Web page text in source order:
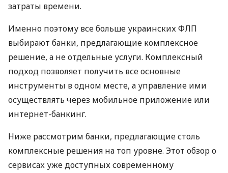
затраты времени.
Именно поэтому все больше украинских ФЛП
выбирают банки, предлагающие комплексное
решение, а не отдельные услуги. Комплексный
подход позволяет получить все основные
инструменты в одном месте, а управление ими
осуществлять через мобильное приложение или
интернет-банкинг.
Ниже рассмотрим банки, предлагающие столь
комплексные решения на топ уровне. Этот обзор о
сервисах уже доступных современному